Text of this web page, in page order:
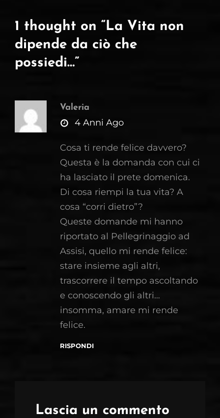
1 thought on “ La Vita non
dipende da ciò che
possiedi…”
Valeria
says:4 Anni Ago
Cosa ti rende felice davvero?
Questa è la domanda con cui ci
ha lasciato il prete domenica.
Di cosa riempi la tua vita? A
cosa “corri dietro”?
Queste domande mi hanno
riportato al Pellegrinaggio ad
Assisi, quello mi rende felice:
stare insieme agli altri,
trascorrere il tempo ascoltando
e conoscendo gli altri…
insomma, amare mi rende
felice.
RISPONDI
Lascia un commento